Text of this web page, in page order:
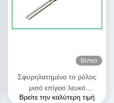
Βίντεο
Σφυρηλατημένο το ρόλος
μισό επίγειο λευκό
κομματιών τρυπανιών HSS
Βρείτε την καλύτερη τιμή